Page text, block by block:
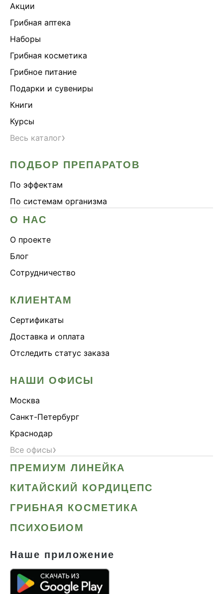
Акции
Грибная аптека
Наборы
Грибная косметика
Грибное питание
Подарки и сувениры
Книги
Курсы
Весь каталог›
ПОДБОР ПРЕПАРАТОВ
По эффектам
По системам организма
О НАС
О проекте
Блог
Сотрудничество
КЛИЕНТАМ
Сертификаты
Доставка и оплата
Отследить статус заказа
НАШИ ОФИСЫ
Москва
Санкт-Петербург
Краснодар
Все офисы›
ПРЕМИУМ ЛИНЕЙКА
КИТАЙСКИЙ КОРДИЦЕПС
ГРИБНАЯ КОСМЕТИКА
ПСИХОБИОМ
Наше приложение